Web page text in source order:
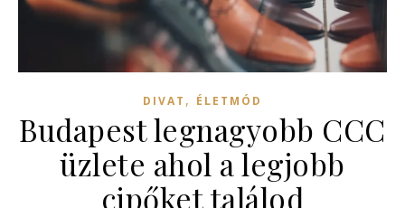
DIVAT , ÉLETMÓD
Budapest legnagyobb CCC
üzlete ahol a legjobb
cipőket találod